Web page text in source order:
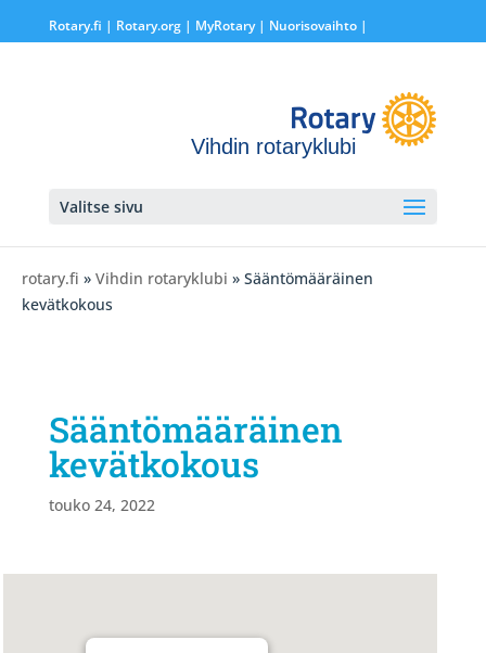
Rotary.fi | Rotary.org| MyRotary | Nuorisovaihto|
Vihdin rotaryklubi
Valitse sivu
rotary.fi » Vihdin rotaryklubi » Sääntömääräinen
kevätkokous
Sääntömääräinen
kevätkokous
touko 24, 2022